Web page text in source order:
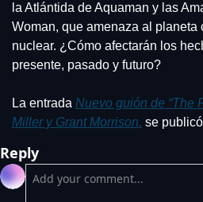
la Atlántida de Aquaman y las
Woman, que amenaza al planeta
nuclear. ¿Cómo afectarán los
presente, pasado y futuro?
La entrada Nuevo guión de “The
Miller y Grant Morrison. se
Reply